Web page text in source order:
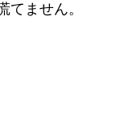
てません。